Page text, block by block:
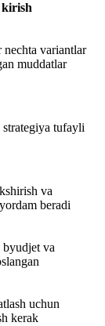
nechta variantlar
muddatlar
strategiya tufayli
va
beradi
va
uchun
kerak